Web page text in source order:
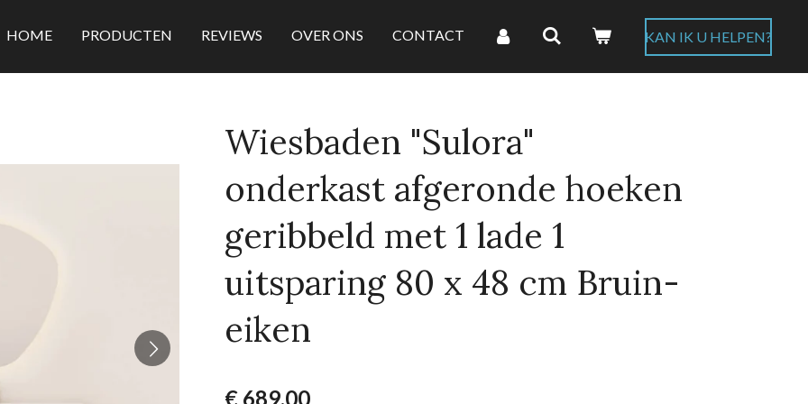
HOME PRODUCTEN REVIEWS OVER ONS CONTACT KAN IK U HELPEN?
Wiesbaden "Sulora"
onderkast afgeronde hoeken
geribbeld met 1 lade 1
uitsparing 80 x 48 cm Bruin-
eiken
€ 689,00